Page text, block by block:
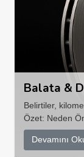
Balata &
Belirtiler,
Özet: Neden
Devamını